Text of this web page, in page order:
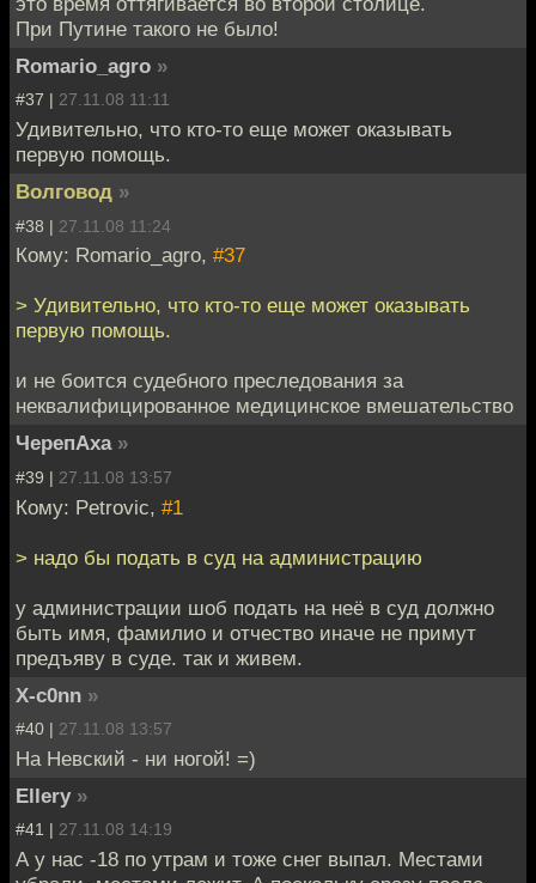
При Путине такого не было!
Romario_agro »
#37 | 27.11.08 11:11
Удивительно, что кто-то еще может оказывать
первую помощь.
Волговод »
#38 | 27.11.08 11:24
Кому: Romario_agro, #37
> Удивительно, что кто-то еще может оказывать
первую помощь.
и не боится судебного преследования за
неквалифицированное медицинское вмешательство
ЧерепАха »
#39 | 27.11.08 13:57
Кому: Petrovic, #1
> надо бы подать в суд на администрацию
у администрации шоб подать на неё в суд должно
быть имя, фамилио и отчество иначе не примут
предъяву в суде. так и живем.
X-c0nn »
#40 | 27.11.08 13:57
На Невский - ни ногой! =)
Ellery »
#41 | 27.11.08 14:19
А у нас -18 по утрам и тоже снег выпал. Местами